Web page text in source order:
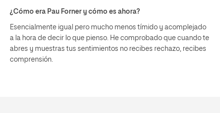
¿Cómo era Pau Forner y cómo es ahora?
Esencialmente igual pero mucho menos tímido y acomplejado
a la hora de decir lo que pienso. He comprobado que cuando te
abres y muestras tus sentimientos no recibes rechazo, recibes
comprensión.